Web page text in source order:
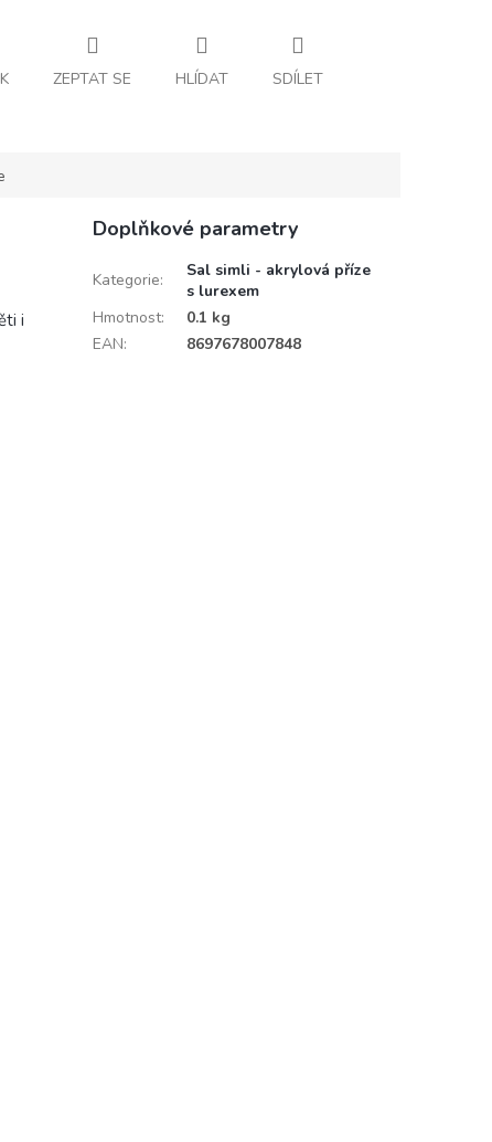
ZEPTAT SE HLÍDAT SDÍLET
i
Doplňkové parametry
Kategorie:
Sal simli - akrylová příze
s lurexem
Hmotnost:
0.1 kg
EAN: 8697678007848